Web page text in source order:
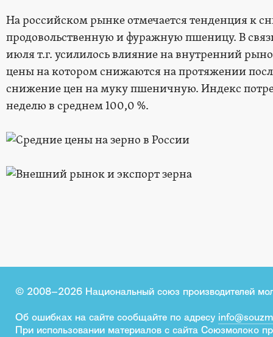
На российском рынке отмечается тенденция к
продовольственную и фуражную пшеницу. В
июля т.г. усилилось влияние на внутренний
цены на котором снижаются на протяжении
снижение цен на муку пшеничную. Индекс
неделю в среднем 100,0 %.
© 2008–2026 Национальный союз производителей
Об ошибках на сайте сообщайте по адресу
При использовании материалов с сайта Союзмолоко